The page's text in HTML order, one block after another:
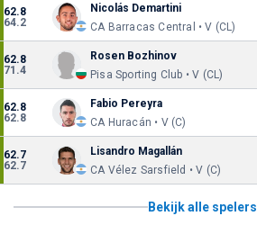
62.8
64.2
Nicolás Demartini
CA Barracas Central • V (CL)
62.8
71.4
Rosen Bozhinov
Pisa Sporting Club • V (CL)
62.8
62.8
Fabio Pereyra
CA Huracán • V (C)
62.7
62.7
Lisandro Magallán
CA Vélez Sarsfield • V (C)
Bekijk alle spelers